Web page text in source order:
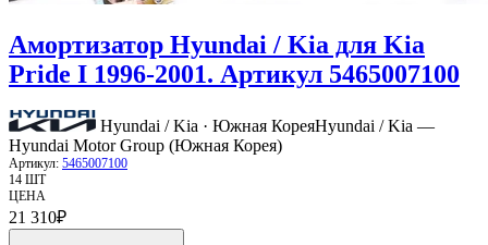
Амортизатор Hyundai / Kia для Kia
Pride I 1996-2001. Артикул 5465007100
Hyundai / Kia · Южная КореяHyundai / Kia —
Hyundai Motor Group (Южная Корея)
Артикул: 5465007100
14 ШТ
ЦЕНА
21 310₽